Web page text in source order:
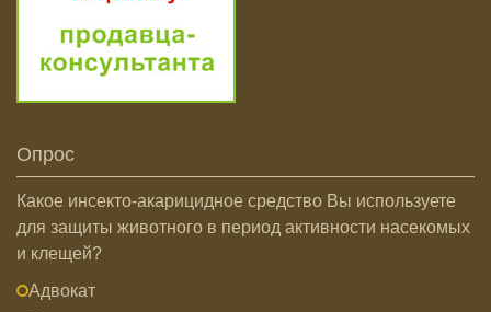
Опрос
Какое инсекто-акарицидное средство Вы используете
для защиты животного в период активности насекомых
и клещей?
Адвокат